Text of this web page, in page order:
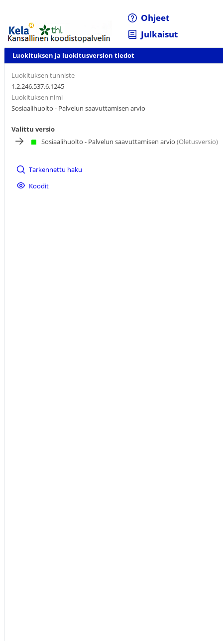
Ohjeet
Julkaisut
Luokituksen ja luokitusversion tiedot
Luokituksen tunniste
1.2.246.537.6.1245
Luokituksen nimi
Sosiaalihuolto - Palvelun saavuttamisen arvio
Valittu versio
Sosiaalihuolto - Palvelun saavuttamisen arvio (Oletusversio)
Tarkennettu haku
Koodit